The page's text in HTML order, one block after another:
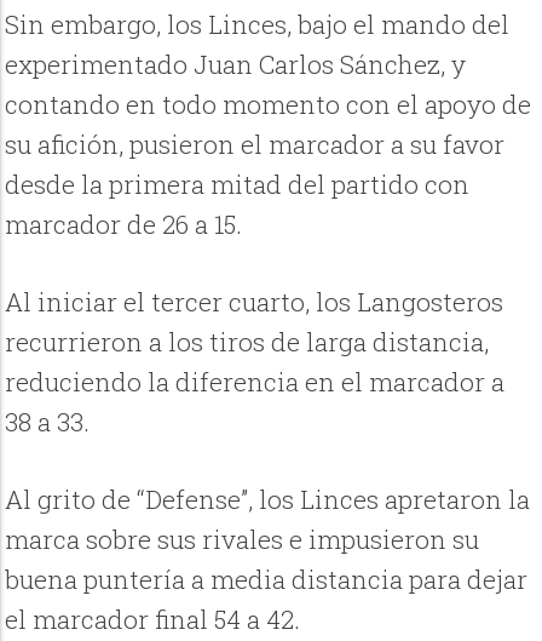
Sin embargo, los Linces, bajo el mando del
experimentado Juan Carlos Sánchez, y
contando en todo momento con el apoyo de
su afición, pusieron el marcador a su favor
desde la primera mitad del partido con
marcador de 26 a 15.
Al iniciar el tercer cuarto, los Langosteros
recurrieron a los tiros de larga distancia,
reduciendo la diferencia en el marcador a
38 a 33.
Al grito de “Defense”, los Linces apretaron la
marca sobre sus rivales e impusieron su
buena puntería a media distancia para dejar
el marcador final 54 a 42.